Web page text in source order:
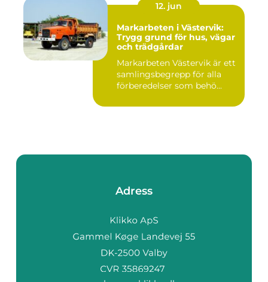
12. jun
Markarbeten i Västervik:
Trygg grund för hus, vägar
och trädgårdar
Markarbeten Västervik är ett
samlingsbegrepp för alla
förberedelser som behö...
Adress